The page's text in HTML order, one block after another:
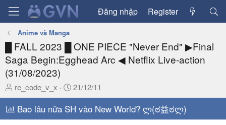
Đăng nhập Register
Anime và Manga
█ FALL 2023 █ ONE PIECE "Never End" ▶Final
Saga Begin:Egghead Arc ◀ Netflix Live-action
(31/08/2023)
T
h
e
re_code_v_x
N
g
à
y
21/12/11
Bao lâu nữa SH vào New World? ლ(ಠ益ಠლ)